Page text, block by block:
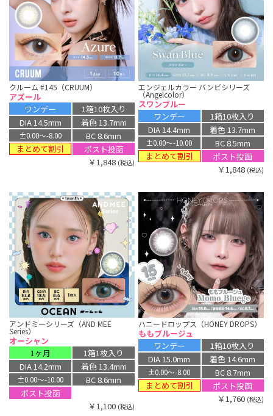
クルーム #145（CRUUM）
アズール
ワンデー
1箱10枚入り
DIA 14.5mm
着色 13.7mm
±0.00〜-8.00
BC 8.6mm
まとめて割引
ポスト投函
￥1,848 (税込)
エンジェルカラー バンビシリーズ
（Angelcolor）
スワンブルー
ワンデー
1箱10枚入り
DIA 14.4mm
着色 13.7mm
±0.00〜-10.00
BC 8.5mm
まとめて割引
ポスト投函
￥1,848 (税込)
アンドミーシリーズ（AND MEE
Series）
オーシャン
1ヶ月
1箱1枚入り
DIA 14.2mm
着色 13.4mm
±0.00〜-10.00
BC 8.6mm
ポスト投函
￥1,100 (税込)
ハニードロップス（HONEY DROPS）
ももブルージュ
ワンデー
1箱10枚入り
DIA 15.0mm
着色 14.6mm
±0.00〜-8.00
BC 8.7mm
まとめて割引
ポスト投函
￥1,760 (税込)